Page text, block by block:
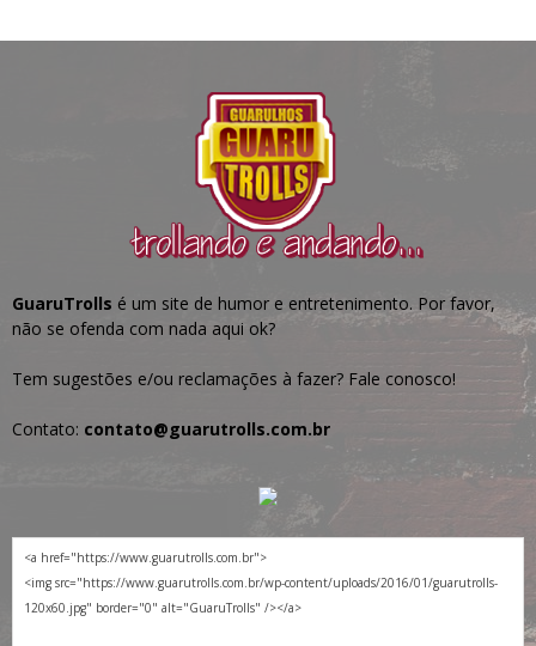
GuaruTrolls é um site de humor e entretenimento. Por favor,
não se ofenda com nada aqui ok?
Tem sugestões e/ou reclamações à fazer? Fale conosco!
Contato: contato@guarutrolls.com.br